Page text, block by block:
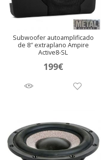
Subwoofer autoamplificado
de 8″ extraplano Ampire
Active8-SL
199€